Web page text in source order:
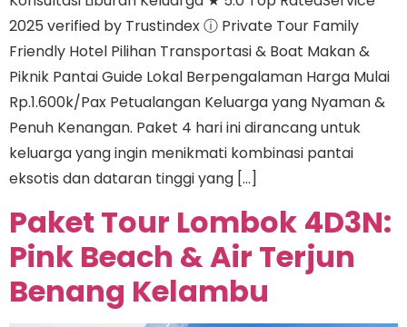
2025 verified by Trustindex ⓘ Private Tour Family
Friendly Hotel Pilihan Transportasi & Boat Makan &
Piknik Pantai Guide Lokal Berpengalaman Harga Mulai
Rp.1.600k/Pax Petualangan Keluarga yang Nyaman &
Penuh Kenangan. Paket 4 hari ini dirancang untuk
keluarga yang ingin menikmati kombinasi pantai
eksotis dan dataran tinggi yang […]
Paket Tour Lombok 4D3N:
Pink Beach & Air Terjun
Benang Kelambu